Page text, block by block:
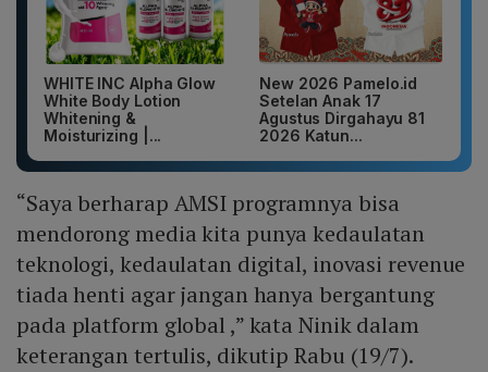
WHITE INC Alpha Glow
White Body Lotion
Whitening &
Moisturizing |...
New 2026 Pamelo.id
Setelan Anak 17
Agustus Dirgahayu 81
2026 Katun...
“Saya berharap AMSI programnya bisa
mendorong media kita punya kedaulatan
teknologi, kedaulatan digital, inovasi revenue
tiada henti agar jangan hanya bergantung
pada platform global ,” kata Ninik dalam
keterangan tertulis, dikutip Rabu (19/7).